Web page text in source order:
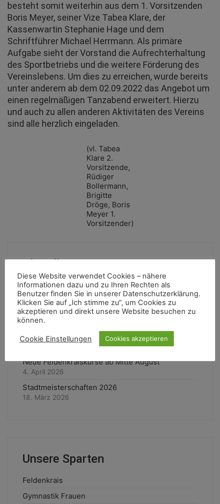
besteht somit weiterhin aus dem 1. Vorsitzenden
Boris Meyer, seiner Vize Tabea Klare, der
Kassenwartin Stephanie Hage und dem
Schriftführer Michael Herrmann. Als primäre
Aufgabe sieht der Vorstand die Aufrechterhaltung
des Sportbetriebs und die weitere Förderung des
Vereinslebens. Um dies zu erreichen, wurde bereits
unter anderem ab dem 02.09.2022 das Angebot um
einen regelmäßigen Tanzabend erweitert. Hierzu
und auch zu allen anderen Aktivitäten des Vereins
sind alle herzlich eingeladen.
(vl. Tabea
Klare 2.
Vorsitzende,
Rüdiger
Bollermann,
Brigitte
Dröge, Boris
Meyer 1.
Vorsitzender)
Aktuellste News
Wandergruppe / Fotos
9. Mai 2026
Dance Fitness ab 17. Mai 2026
24. April 2026
Radtour am 2. August 2026
Neue Feldenkraiskurse ab Mitte August
4. April 2026
Stadtmeisterschaften 2026
18. März 2026
Unsere Sparten
Feldenkrais
Gymnastik Frauen
Diese Website verwendet Cookies – nähere
Informationen dazu und zu Ihren Rechten als
Benutzer finden Sie in unserer Datenschutzerklärung.
Klicken Sie auf „Ich stimme zu“, um Cookies zu
akzeptieren und direkt unsere Website besuchen zu
können.
Cookie Einstellungen Cookies akzeptieren